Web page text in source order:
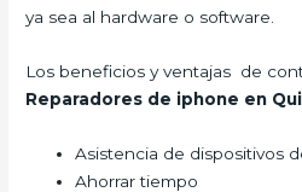
ya sea al hardware o software.
Los beneficios y ventajas de
Reparadores de iphone en
Asistencia de dispositivos
Ahorrar tiempo